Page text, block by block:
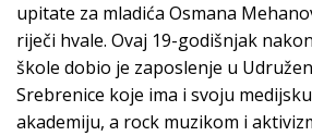
upitate za mladića Osmana
riječi hvale. Ovaj 19-godišnjak
škole dobio je zaposlenje u
Srebrenice koje ima i svoju
akademiju, a rock muzikom i